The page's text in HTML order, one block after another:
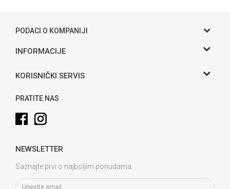
PODACI O KOMPANIJI
Gama S doo
Adresa
Telefon:
Email:
Račun
3381902212258898
PIB:
INFORMACIJE
O nama
KORISNIČKI SERVIS
Uslovi korišćenja i prodaje
Kako kupiti
Plaćanje karticama
Isporuka
PRATITE NAS
NEWSLETTER
Saznajte prvi o najboljim ponudama.